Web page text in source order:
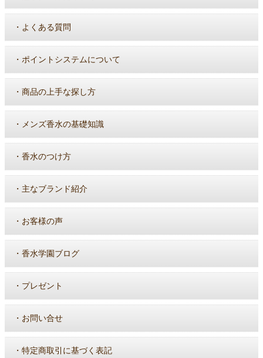
・ よくある質問
・ ポイントシステムについて
・ 商品の上手な探し方
・ メンズ香水の基礎知識
・ 香水のつけ方
・ 主なブランド紹介
・ お客様の声
・ 香水学園ブログ
・ プレゼント
・ お問い合せ
・ 特定商取引に基づく表記